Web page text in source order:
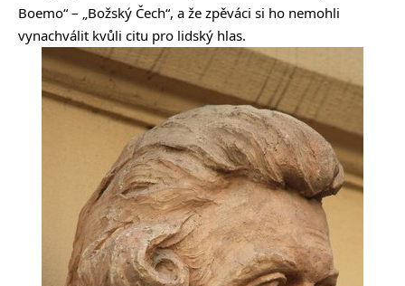
Boemo“ – „Božský Čech“, a že zpěváci si ho nemohli
vynachválit kvůli citu pro lidský hlas.